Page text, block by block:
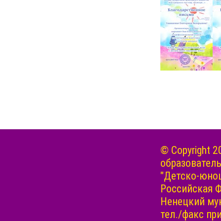
© Copyright
"Детско-
Российская
Ненецкий
тел./факс